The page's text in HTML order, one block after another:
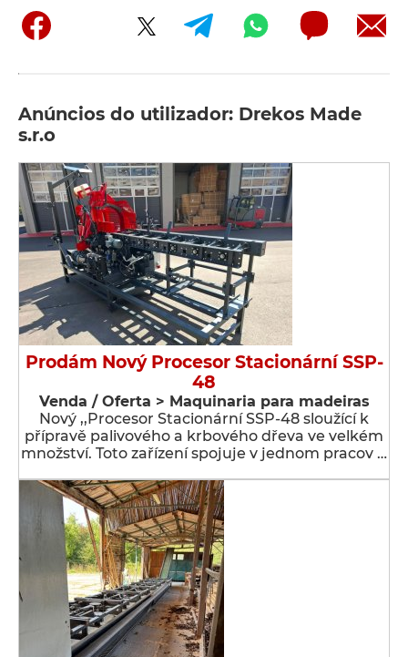
Anúncios do utilizador: Drekos Made
s.r.o
Prodám Nový Procesor Stacionární SSP-
48
Venda / Oferta > Maquinaria para madeiras
Nový ,,Procesor Stacionární SSP-48 sloužící k
přípravě palivového a krbového dřeva ve velkém
množství. Toto zařízení spojuje v jednom pracov …